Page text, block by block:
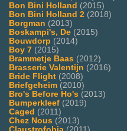
Bon Bini Holland (2015)
Bon Bini Holland 2 (2018)
Borgman (2013)
Boskampi's, De (2015)
Bouwdorp (2014)
Boy 7 (2015)
Brammetje Baas (2012)
Brasserie Valentijn (2016)
Bride Flight (2008)
Briefgeheim (2010)
Bro's Before Ho's (2013)
Bumperkleef (2019)
Caged (2011)
Chez Nous (2013)